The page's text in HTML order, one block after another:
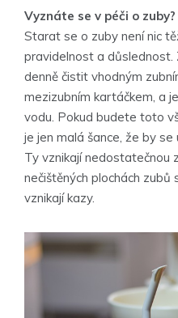
Vyznáte se v péči o zuby?
Starat se o zuby není nic
pravidelnost a
denně čistit vhodným
mezizubním kartáčkem, a
vodu. Pokud budete toto
je jen malá šance, že by
Ty vznikají nedostatečnou
nečištěných plochách zubů
vznikají kazy.